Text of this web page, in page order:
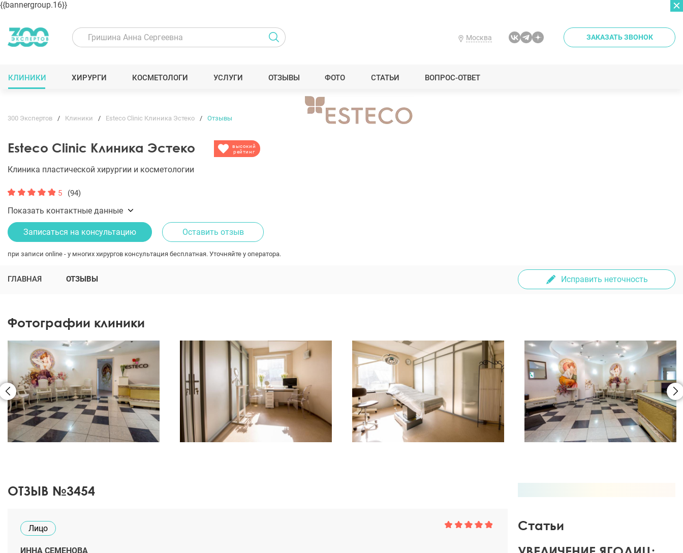
{{bannergroup.16}}
Москва ЗАКАЗАТЬ ЗВОНОК
КЛИНИКИ ХИРУРГИ КОСМЕТОЛОГИ УСЛУГИ ОТЗЫВЫ ФОТО СТАТЬИ ВОПРОС-ОТВЕТ
300 Экспертов Клиники Esteco Clinic Клиника Эстеко Отзывы
Esteco Clinic Клиника Эстеко
высокий
рейтинг
Клиника пластической хирургии и косметологии
5 (94)
Показать контактные данные
Записаться на консультацию Оставить отзыв
при записи online - у многих хирургов консультация бесплатная. Уточняйте у оператора.
ГЛАВНАЯ ОТЗЫВЫ Исправить неточность
Фотографии клиники
ОТЗЫВ №3454
Лицо
ИННА СЕМЕНОВА
Статьи